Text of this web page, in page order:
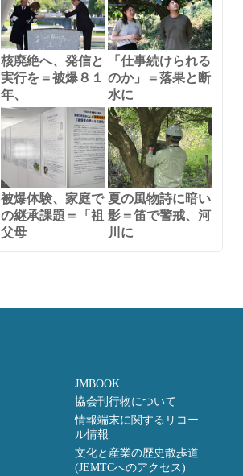
核廃絶へ、発信と
実行を＝被爆８１
年、
「仕事続けられる
のか」＝落果と断
水に
被爆体験、家庭で
の継承課題＝「祖
父母
夏の風物詩に暗い
影＝笛で警戒、河
川に
JMBOOK
協会刊行物について
情報端末に関するリコー
ル情報
文化と産業の歴史散歩道
(JEMTCへのアクセス)